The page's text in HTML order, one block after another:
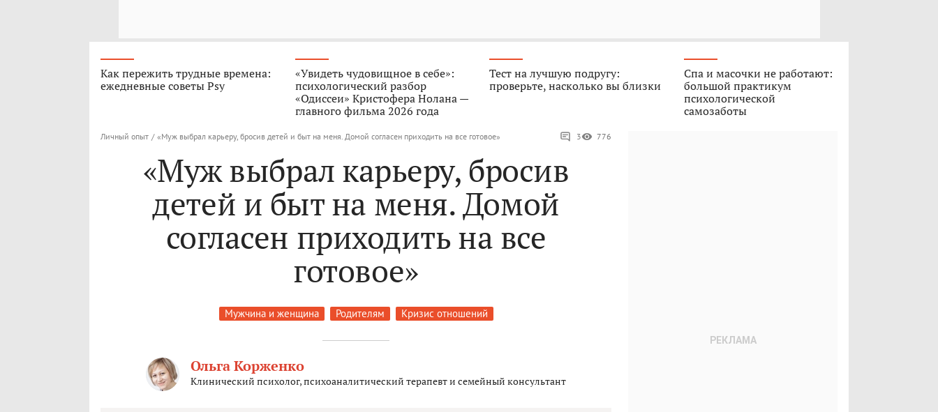
Как пережить трудные времена:
ежедневные советы Psy
«Увидеть чудовищное в себе»:
психологический разбор
«Одиссеи» Кристофера Нолана —
главного фильма 2026 года
Тест на лучшую подругу:
проверьте, насколько вы близки
Спа и масочки не работают:
большой практикум
психологической
самозаботы
Личный опыт / «Муж выбрал карьеру, бросив детей и быт на меня. Домой согласен приходить на все готовое» 3 776
«Муж выбрал карьеру, бросив
детей и быт на меня. Домой
согласен приходить на все
готовое»
Мужчина и женщина Родителям Кризис отношений
Ольга Корженко
Клинический психолог, психоаналитический терапевт и семейный консультант